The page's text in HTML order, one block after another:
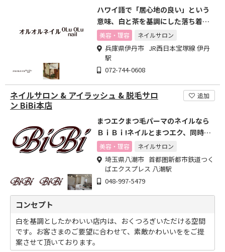
ハワイ語で「居心地の良い」という
意味、白と茶を基調にした落ち着く
お店
美容・理容 ネイルサロン
兵庫県伊丹市 JR西日本宝塚線 伊丹
駅
072-744-0608
ネイルサロン & アイラッシュ & 脱毛サロ
ン BiBi本店
追加
まつエクまつ毛パーマのネイルなら
ＢｉＢｉ!ネイルとまつエク、同時施
術OK！
美容・理容 ネイルサロン
埼玉県八潮市 首都圏新都市鉄道つく
ばエクスプレス 八潮駅
048-997-5479
コンセプト
白を基調としたかわいい店内は、おくつろぎいただける空間
です。お客さまのご要望に合わせて、素敵かわいいををご提
案させて頂いております。